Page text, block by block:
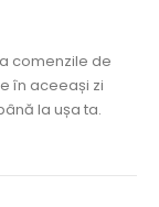
comenzile de
în aceeași zi
la ușa ta.